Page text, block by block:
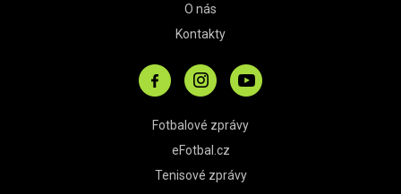
O nás
Kontakty
Fotbalové zprávy
eFotbal.cz
Tenisové zprávy